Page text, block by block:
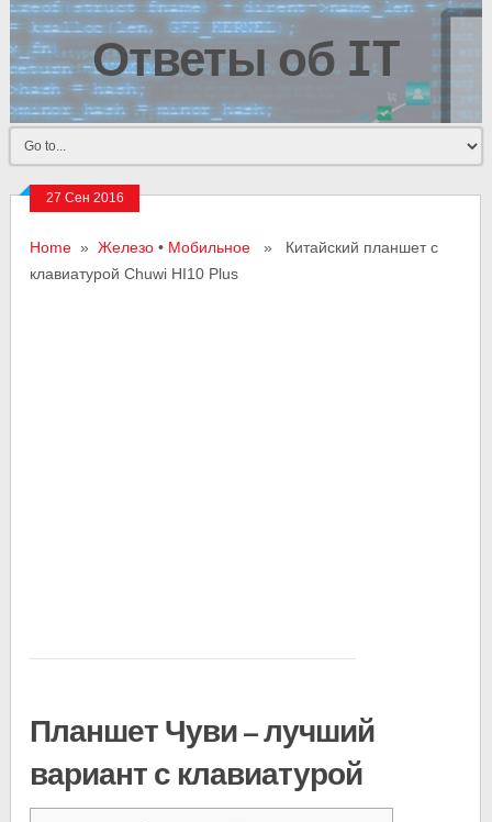
Ответы об IT
27 Сен 2016
Home »Железо • Мобильное » Китайский планшет с
клавиатурой Chuwi HI10 Plus
Планшет Чуви — лучший
вариант с клавиатурой